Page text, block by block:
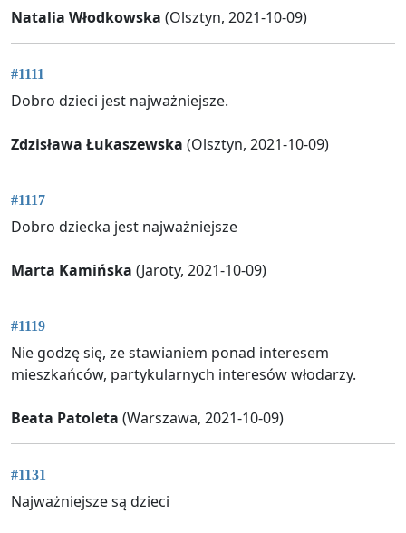
Natalia Włodkowska (Olsztyn, 2021-10-09)
#1111
Dobro dzieci jest najważniejsze.
Zdzisława Łukaszewska (Olsztyn, 2021-10-09)
#1117
Dobro dziecka jest najważniejsze
Marta Kamińska (Jaroty, 2021-10-09)
#1119
Nie godzę się, ze stawianiem ponad interesem
mieszkańców, partykularnych interesów włodarzy.
Beata Patoleta (Warszawa, 2021-10-09)
#1131
Najważniejsze są dzieci